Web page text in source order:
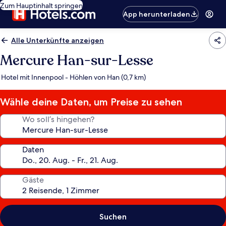
Zum Hauptinhalt springen
App herunterladen
Alle Unterkünfte anzeigen
Mercure Han-sur-Lesse
Hotel mit Innenpool - Höhlen von Han (0,7 km)
Wähle deine Daten, um Preise zu sehen
Wo soll’s hingehen?
Daten
Gäste
Suchen